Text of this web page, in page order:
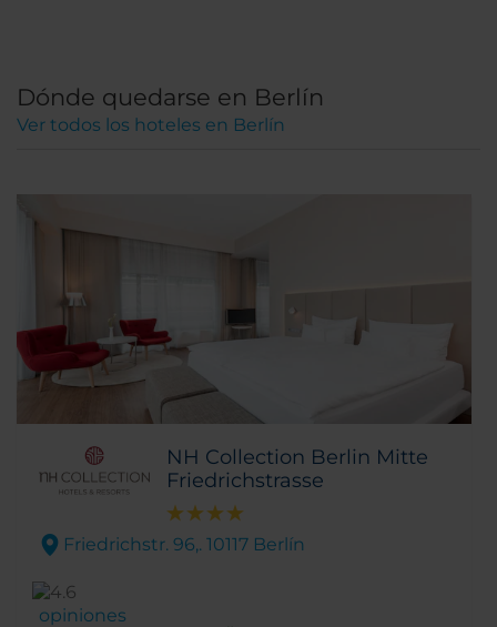
Dónde quedarse en Berlín
Ver todos los hoteles en Berlín
NH Collection Berlin Mitte
Friedrichstrasse
Friedrichstr. 96,. 10117 Berlín
opiniones